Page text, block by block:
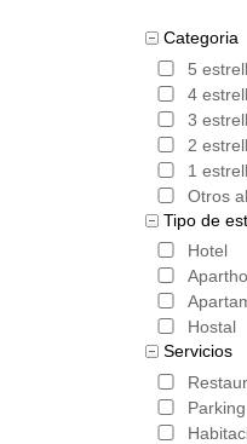
Categoria
5
4
3
2
1
Otros
Tipo de
Hotel
Hostal
Servicios
Parking